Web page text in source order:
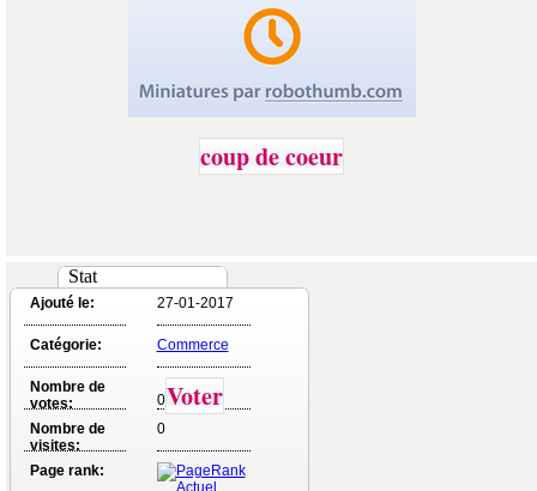
coup de coeur
Stat
Ajouté le: 27-01-2017
Catégorie: Commerce
Nombre de
votes:
0Voter
Nombre de
visites:
0
Page rank: